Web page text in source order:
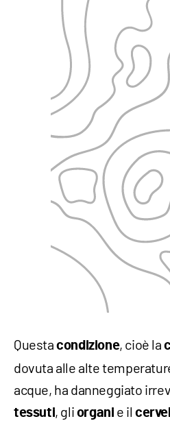
Questacondizione, cioè la
dovuta alle alte
acque, ha danneggiato
tessuti, gli organi e il